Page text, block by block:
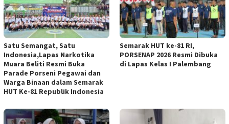
Satu Semangat, Satu
Indonesia,Lapas Narkotika
Muara Beliti Resmi Buka
Parade Porseni Pegawai dan
Warga Binaan dalam Semarak
HUT Ke-81 Republik Indonesia
Semarak HUT ke-81 RI,
PORSENAP 2026 Resmi Dibuka
di Lapas Kelas I Palembang